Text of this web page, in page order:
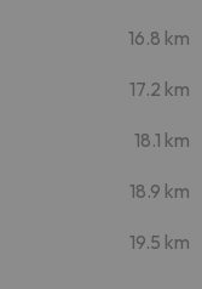
16.8 km
17.2 km
18.1 km
18.9 km
19.5 km